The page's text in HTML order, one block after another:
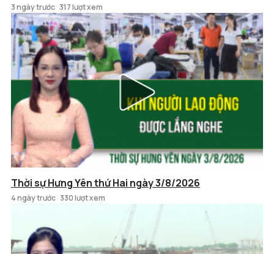
3 ngày trước 317 lượt xem
Thời sự Hưng Yên thứ Hai ngày 3/8/2026
4 ngày trước 330 lượt xem